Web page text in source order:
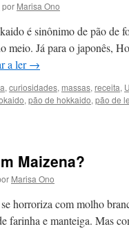
por Marisa Ono
é sinônimo de pão de
meio. Já para o japonês,
a ler→
, curiosidades, massas, receita,
, pão de hokkaido, pão de
Maizena?
Marisa Ono
horroriza com molho
farinha e manteiga. Mas